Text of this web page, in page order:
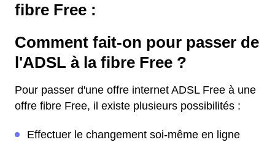
fibre Free :
Comment fait-on pour passer de
l'ADSL à la fibre Free ?
Pour passer d'une offre internet ADSL Free à une
offre fibre Free, il existe plusieurs possibilités :
Effectuer le changement soi-même en ligne